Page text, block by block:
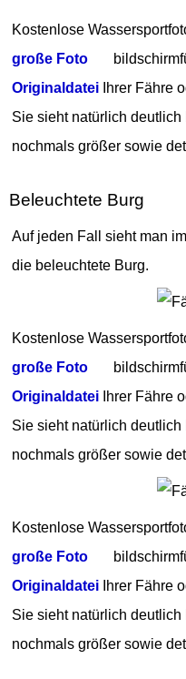
Kostenlose
große Foto
Originaldatei Ihrer Fähre
Sie sieht natürlich
nochmals größer sowie
Beleuchtete Burg
Auf jeden Fall sieht man
die beleuchtete Burg.
Kostenlose
große Foto
Originaldatei Ihrer Fähre
Sie sieht natürlich
nochmals größer sowie
Kostenlose
große Foto
Originaldatei Ihrer Fähre
Sie sieht natürlich
nochmals größer sowie